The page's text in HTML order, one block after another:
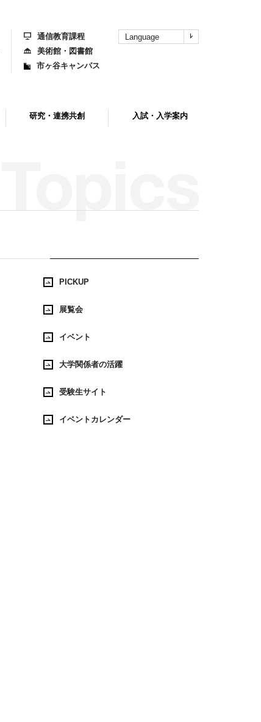
Language
通信教育課程
美術館・図書館
市ヶ谷キャンパス
研究・連携共創 入試・入学案内
PICKUP
展覧会
イベント
大学関係者の活躍
受験生サイト
イベントカレンダー